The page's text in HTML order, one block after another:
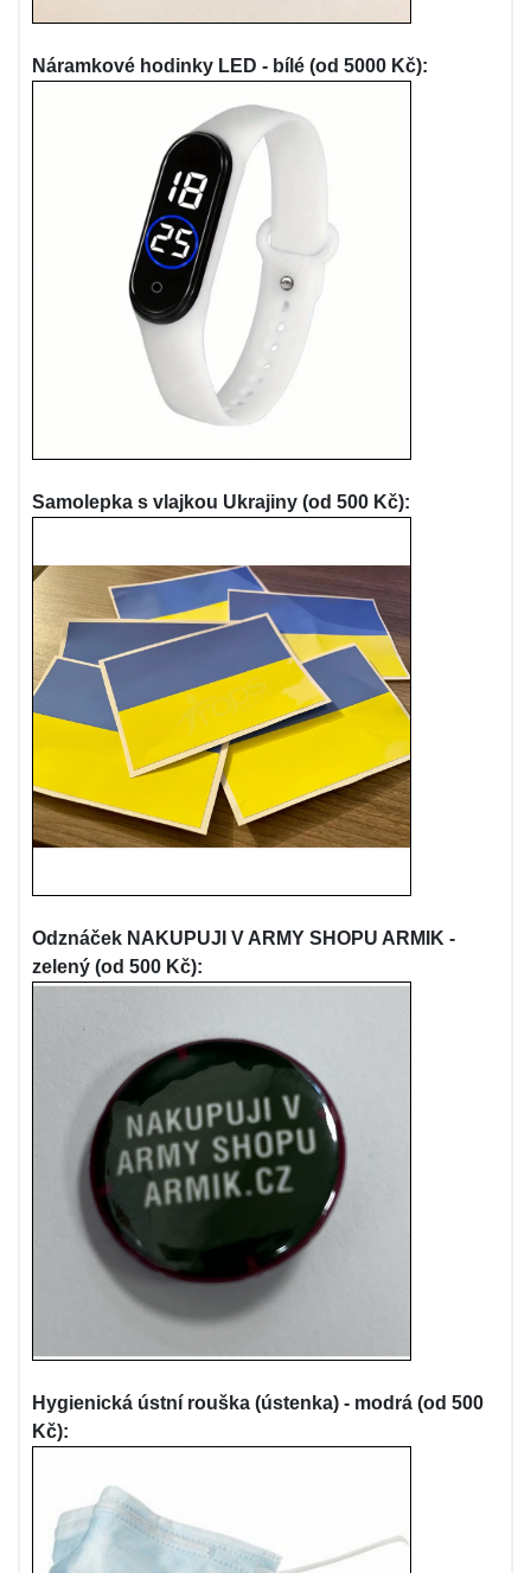
Náramkové hodinky LED - bílé (od 5000 Kč):
Samolepka s vlajkou Ukrajiny (od 500 Kč):
Odznáček NAKUPUJI V ARMY SHOPU ARMIK -
zelený (od 500 Kč):
Hygienická ústní rouška (ústenka) - modrá (od 500
Kč):